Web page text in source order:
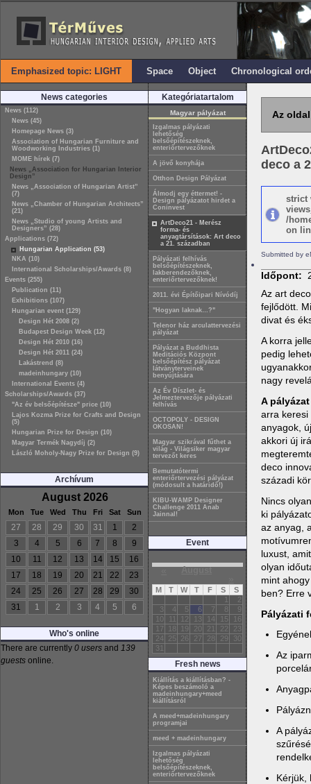
Emphasized topic: LIGHT Space Object Chronological
News categories
News (112)
News (45)
Homepage News (3)
Association of Hungarian Furniture and
Woodworking Industries (1)
MOME hírek (7)
News „Association for Hungarian Interior
Design”
News „Association of Hungarian Artist”
(7)
News „Chamber of Hungarian Architects”
(21)
News „Studio of young Artists and
Designers” (28)
Applications (72)
Hungarian Application (53)
NKA (10)
International Scholarships/Awards (8)
Events (255)
Publication (11)
Exhibitions (107)
Hungarian event (129)
Design Hét 2008 (2)
Budapest Design Week (12)
Design Hét 2010 (16)
Design Hét 2011 (24)
Lakástrend (8)
madeinhungary (10)
International Events (4)
Scholarships/Awards (37)
"Az év belsőépítésze" price (10)
Lajos Kozma Prize for Crafts and Design
(5)
Hungarian Prize for Design (10)
Magyar Termék Nagydíj (2)
László Moholy-Nagy Prize for Design (9)
Archívum
August 2026
Mon Tue Wed Thu Fri Sat Sun
27 28 29 30 31 1
2
3
4 5 6 7 8
9
10
11 12 13 14 15
16
17
18 19 20 21 22
23
24
25 26 27 28 29
30
31
1 2 3 4 5 6
Who's online
There are currently 0 users and 139
guests online.
Kategóriatartalom
Magyar pályázat
Izgalmas pályázati
lehetőség
belsőépítészeknek,
enteriőrtervezőknek
A jövő konyhája
Otthon Design Pályázat
Álmodj egy éttermet! -
Design pályázatot hirdet a
Coninvest
ArtDeco21 - Merész
forma- és
anyagtársítások: Art deco
a 21. században
Pályázati felhívás
belsőépítészeknek,
lakberendezőknek,
enteriőrtervezőknek!
2011. évi Építőipari Nívódíj
"Hogyan laknak…?"
Telenor ház arculattervezési
pályázat
Pályázat a Buddhista
Meditációs Központ
belsőépítész pályázat
látványterveinek
benyújtására
Az Év Díszlet- és
Jelmeztervezője pályázati
felhívás
OCTOPOLY - DESIGN
OKOSAN!
Magyar szikrával fűthet a
világ - Világsiker magyar
tervezőt keres
Bemutatótermi
enteriőrtervezési pályázat
(módosult a határidő!)
KIBU-WAMP Designer
Challenge 2011 Anab
Jainnal!
Event
« August
M T W T F S
S
1
2
3
4 5 6 7 8
9
10
11 12 13 14 15
16
17
18 19 20 21 22
23
24
25 26 27 28 29
30
31
Fresh news
Kiállítás a kiállításban? -
Képes beszámoló a
madeinhungary+meed
kiállításról
A meed+madeinhungary
programjai
meed + madeinhungary
Izgalmas pályázati
lehetőség
belsőépítészeknek,
enteriőrtervezőknek
Az
deco a
strict
/
on
Submitted by
Időpont:
Az art
fejlődött.
divat és
A korra
pedig
nagy
A
arra keresi
anyagok,
akkori új
deco
századi
Nincs
ki
az anyag,
luxust,
olyan
mint
ben? Erre
Pályázati
Az
A
Kérjük,